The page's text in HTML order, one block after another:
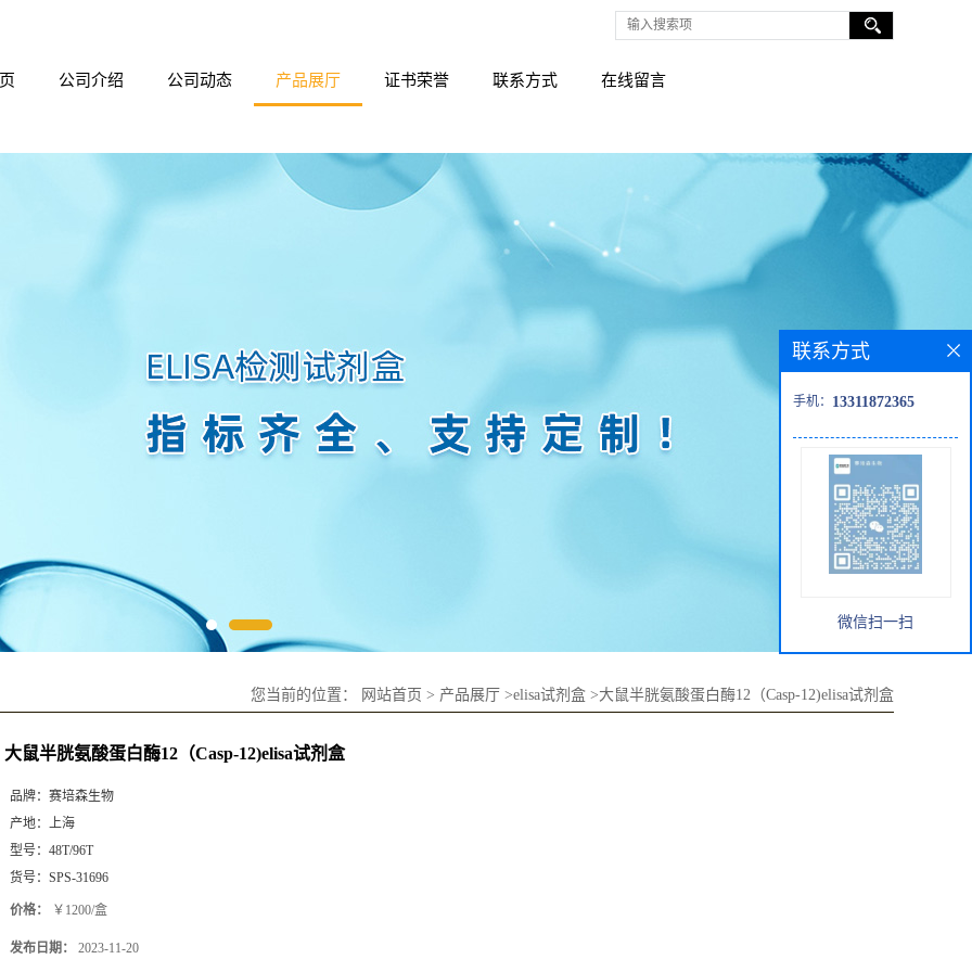
公司介绍 公司动态 产品展厅 证书荣誉 联系方式 在线留言
您当前的位置： 网站首页 > 产品展厅 >elisa试剂盒 >大鼠半胱氨酸蛋白酶12（Casp-12)elisa试剂盒
大鼠半胱氨酸蛋白酶12（Casp-12)elisa试剂盒
品牌： 赛培森生物
产地： 上海
型号： 48T/96T
货号： SPS-31696
价格： ￥1200/盒
发布日期： 2023-11-20
联系方式
手机： 13311872365
微信扫一扫